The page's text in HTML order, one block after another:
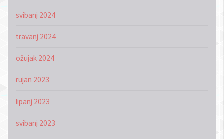
svibanj 2024
travanj 2024
ožujak 2024
rujan 2023
lipanj 2023
svibanj 2023